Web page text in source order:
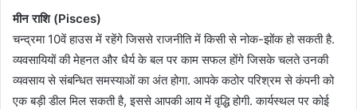
मीन राशि (Pisces)
चन्द्रमा 10वें हाउस में रहेंगे जिससे राजनीति में किसी से नोक-झोंक हो सकती है.
व्यवसायियों की मेहनत और धैर्य के बल पर काम सफल होंगे जिसके चलते उनकी
व्यवसाय से संबन्धित समस्याओं का अंत होगा. आपके कठोर परिश्रम से कंपनी को
एक बड़ी डील मिल सकती है, इससे आपकी आय में वृद्धि होगी. कार्यस्थल पर कोई